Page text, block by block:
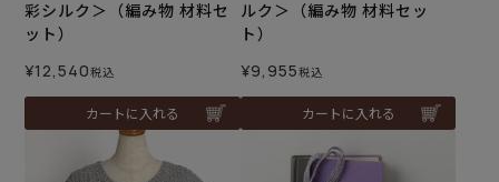
彩シルク＞（編み物 材料セ
ット）
¥12,540税込
カートに入れる
ルク＞（編み物 材料セッ
ト）
¥9,955税込
カートに入れる